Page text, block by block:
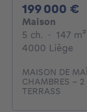
199 000 €
Maison
5 ch. 5
· 147 m²
4000 Liège
MAISON DE
CHAMBRES - 2
TERRASS